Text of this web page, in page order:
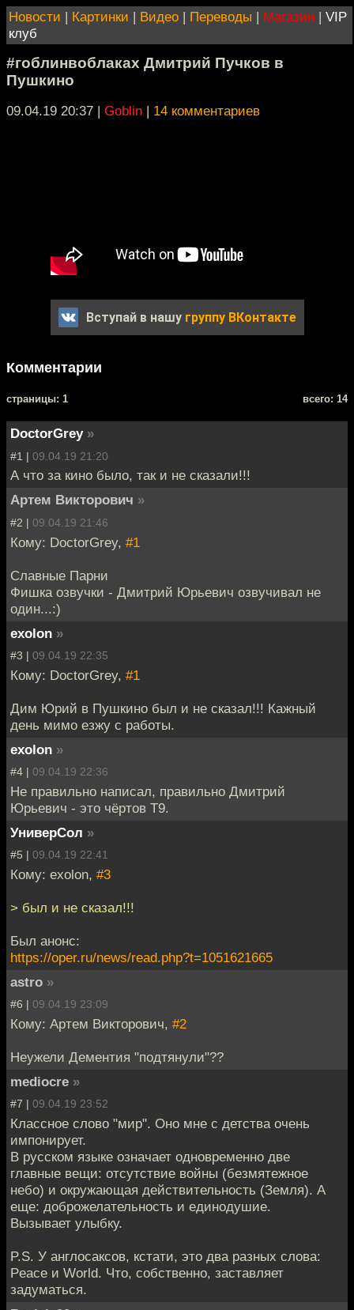
Новости | Картинки | Видео | Переводы | Магазин | VIP
клуб
#гоблинвоблаках Дмитрий Пучков в
Пушкино
09.04.19 20:37 | Goblin | 14 комментариев
Вступай в нашу группу ВКонтакте
Комментарии
cтраницы: 1 всего: 14
DoctorGrey »
#1 | 09.04.19 21:20
А что за кино было, так и не сказали!!!
Артем Викторович »
#2 | 09.04.19 21:46
Кому: DoctorGrey, #1
Славные Парни
Фишка озвучки - Дмитрий Юрьевич озвучивал не
один...:)
exolon »
#3 | 09.04.19 22:35
Кому: DoctorGrey, #1
Дим Юрий в Пушкино был и не сказал!!! Кажный
день мимо езжу с работы.
exolon »
#4 | 09.04.19 22:36
Не правильно написал, правильно Дмитрий
Юрьевич - это чёртов Т9.
УниверСол »
#5 | 09.04.19 22:41
Кому: exolon, #3
> был и не сказал!!!
Был анонс:
https://oper.ru/news/read.php?t=1051621665
astro »
#6 | 09.04.19 23:09
Кому: Артем Викторович, #2
Неужели Дементия "подтянули"??
mediocre »
#7 | 09.04.19 23:52
Классное слово "мир". Оно мне с детства очень
импонирует.
В русском языке означает одновременно две
главные вещи: отсутствие войны (безмятежное
небо) и окружающая действительность (Земля). А
еще: доброжелательность и единодушие.
Вызывает улыбку.
P.S. У англосаксов, кстати, это два разных слова:
Peace и World. Что, собственно, заставляет
задуматься.